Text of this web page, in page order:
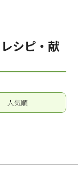
シピ・献
人気順